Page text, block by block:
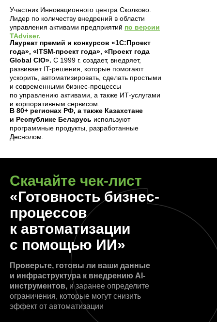
Участник Инновационного центра Сколково.
Лидер по количеству внедрений в области
управления активами предприятий по версии
TAdviser.
В 80+ регионах РФ, а также Казахстане
и Республике Беларусь используют
программные продукты, разработанные
Деснолом.
Лауреат премий и конкурсов «1С:Проект
года», «ITSM-проект года», «Проект года
Global CIO». С 1999 г. создает, внедряет,
развивает IT-решения, которые помогают
ускорить, автоматизировать, сделать простыми
и современными бизнес-процессы
по управлению активами, а также ИТ-услугами
и корпоративным сервисом.
Скачайте чек-лист
«Готовность бизнес-
процессов
к автоматизации
с помощью ИИ»
Проверьте, готовы ли ваши данные
и инфраструктура к внедрению AI-
инструментов, и заранее определите
ограничения, которые могут снизить
эффект от автоматизации